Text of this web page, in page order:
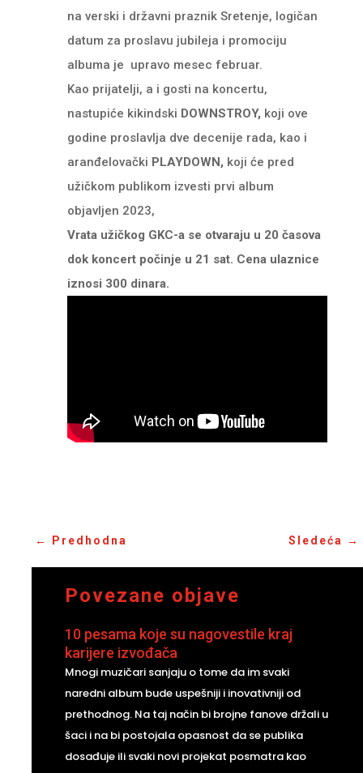
na verski i državni praznik Sretenje, logičan
datum za proslavu jubileja i promociju
albuma je upravo mesec februar.
Kao prijatelji, a i gosti na koncertu,
nastupiće kikindski DOWNSTROY, koji ove
godine proslavlja dve decenije rada, kao i
aranđelovački PLAYDOWN, koji će pred
užičkom publikom izvesti prvi album
objavljen 2023,
Vrata užičkog GKC-a se otvaraju u 20 časova
dok koncert počinje u 21 sat. Cena ulaznice
iznosi 300 dinara.
← Predhodna Sledeća →
Povezane objave
10 pesama koje su nagovestile kraj
karijere izvođača
Mnogi muzičari sanjaju o tome da im svaki
naredni album bude uspešniji i inovativniji od
prethodnog. Na taj način bi brojne fanove držali u
šaci i na bi postojala opasnost da se publika
dosađuje ili svaki novi projekat posmatra kao